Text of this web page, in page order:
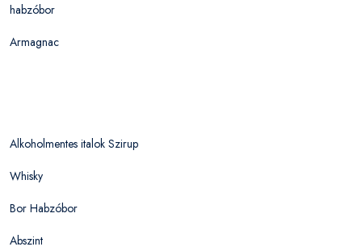
habzóbor
Armagnac
Alkoholmentes italok Szirup
Whisky
Bor Habzóbor
Abszint